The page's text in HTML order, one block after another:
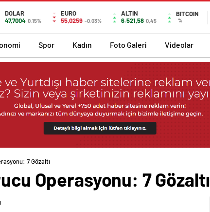
DOLAR
47,7004 0.15%
EURO
55,0259 -0.03%
ALTIN
6.521,58 0,45
BITCOIN
%
Spor Kadın Foto Galeri Videolar
7 Gözaltı
Operasyonu: 7 Gözaltı